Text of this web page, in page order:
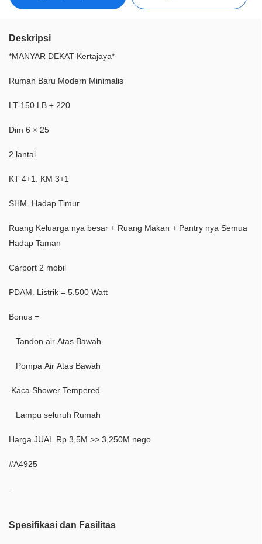
Deskripsi
*MANYAR DEKAT Kertajaya*
Rumah Baru Modern Minimalis
LT 150 LB ± 220
Dim 6 × 25
2 lantai
KT 4+1. KM 3+1
SHM. Hadap Timur
Ruang Keluarga nya besar + Ruang Makan + Pantry nya Semua
Hadap Taman
Carport 2 mobil
PDAM. Listrik = 5.500 Watt
Bonus =
Tandon air Atas Bawah
Pompa Air Atas Bawah
Kaca Shower Tempered
Lampu seluruh Rumah
Harga JUAL Rp 3,5M >> 3,250M nego
#A4925
.
Spesifikasi dan Fasilitas